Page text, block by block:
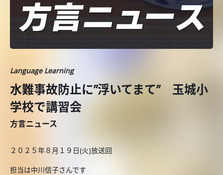
Language Learning
水難事故防止に”浮いてまて” 玉城小
学校で講習会
方言ニュース
２０２５年８月１９日(火)放送回
担当は中川信子さんです